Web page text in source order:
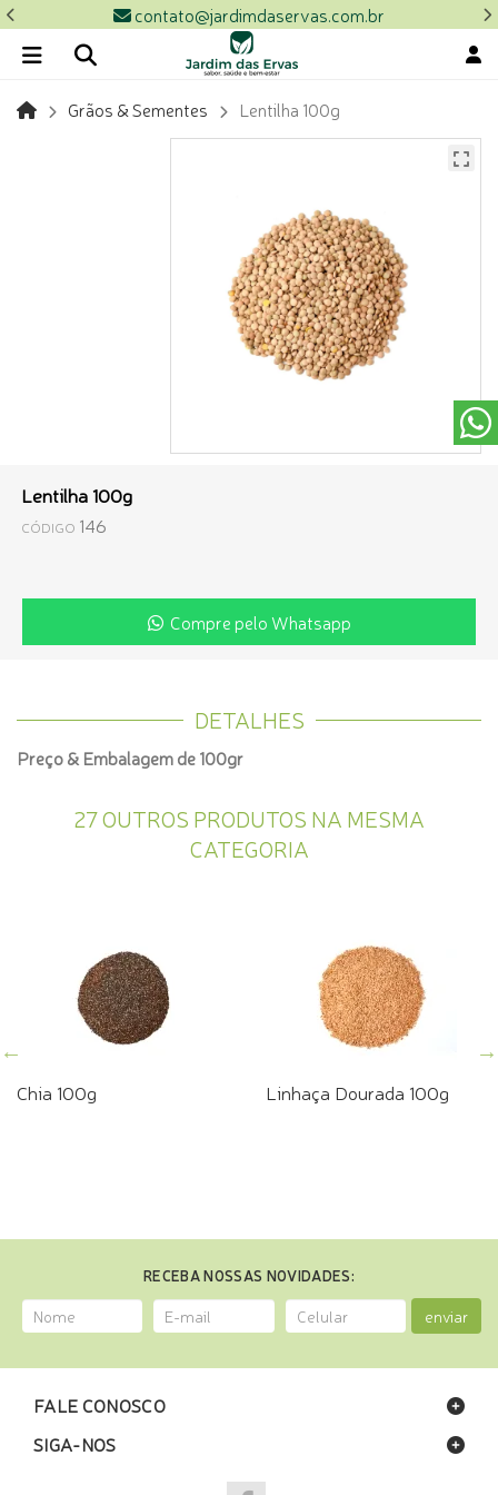
contato@jardimdaservas.com.br
Grãos & Sementes Lentilha 100g
Lentilha 100g
CÓDIGO 146
Compre pelo Whatsapp
DETALHES
Preço & Embalagem de 100gr
27 OUTROS PRODUTOS NA MESMA
CATEGORIA
Chia 100g Linhaça Dourada 100g
RECEBA NOSSAS NOVIDADES:
enviar
FALE CONOSCO
SIGA-NOS